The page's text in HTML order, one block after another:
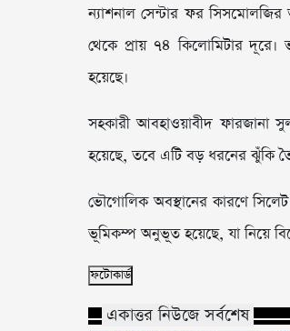
ন্যাশনাল সেন্টার ফর সিসমোলজির
থেকে প্রায় ৭৪ কিলোমিটার
হয়েছে।
সহকারী আবহাওয়াবীদ ফারজানা
হয়েছে, তবে এটি বড় ধরনের ঝুঁকি
ভৌগোলিক অবস্থানের কারণে
ভূমিকম্প অনুভূত হয়েছে, যা নিয়ে
ফটোকার্ড
একাত্তর নিউজে সর্বশেষ